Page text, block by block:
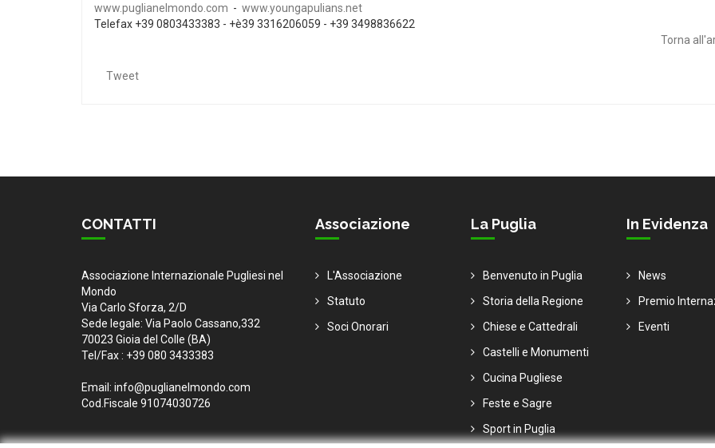
www.puglianelmondo.com - www.youngapulians.net
Telefax +39 0803433383 - +è39 3316206059 - +39 3498836622
Torna
Tweet
CONTATTI
Associazione Internazionale Pugliesi nel
Mondo
Via Carlo Sforza, 2/D
Sede legale: Via Paolo Cassano,332
70023 Gioia del Colle (BA)
Tel/Fax : +39 080 3433383
Email: info@puglianelmondo.com
Cod.Fiscale 91074030726
Associazione
L'Associazione
Statuto
Soci Onorari
La Puglia
Benvenuto in Puglia
Storia della Regione
Chiese e Cattedrali
Castelli e Monumenti
Cucina Pugliese
Feste e Sagre
Sport in Puglia
In Evidenza
News
Premio
Eventi